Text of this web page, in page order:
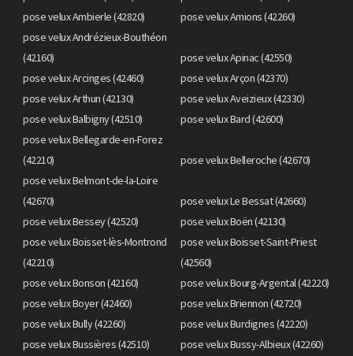
pose velux Ambierle (42820)
pose velux Amions (42260)
pose velux Andrézieux-Bouthéon
(42160)
pose velux Apinac (42550)
pose velux Arcinges (42460)
pose velux Arçon (42370)
pose velux Arthun (42130)
pose velux Aveizieux (42330)
pose velux Balbigny (42510)
pose velux Bard (42600)
pose velux Bellegarde-en-Forez
(42210)
pose velux Belleroche (42670)
pose velux Belmont-de-la-Loire
(42670)
pose velux Le Bessat (42660)
pose velux Bessey (42520)
pose velux Boën (42130)
pose velux Boisset-lès-Montrond
(42210)
pose velux Boisset-Saint-Priest
(42560)
pose velux Bonson (42160)
pose velux Bourg-Argental (42220)
pose velux Boyer (42460)
pose velux Briennon (42720)
pose velux Bully (42260)
pose velux Burdignes (42220)
pose velux Bussières (42510)
pose velux Bussy-Albieux (42260)